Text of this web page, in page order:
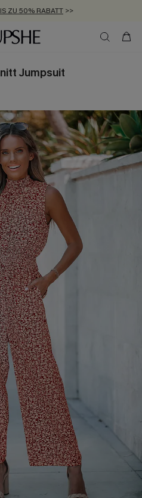
ZU 50% RABATT >>
-20% EXTRA ERHALTEN
AB 89 €
Jumpsuit